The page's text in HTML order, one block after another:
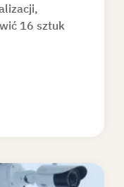
16 sztuk